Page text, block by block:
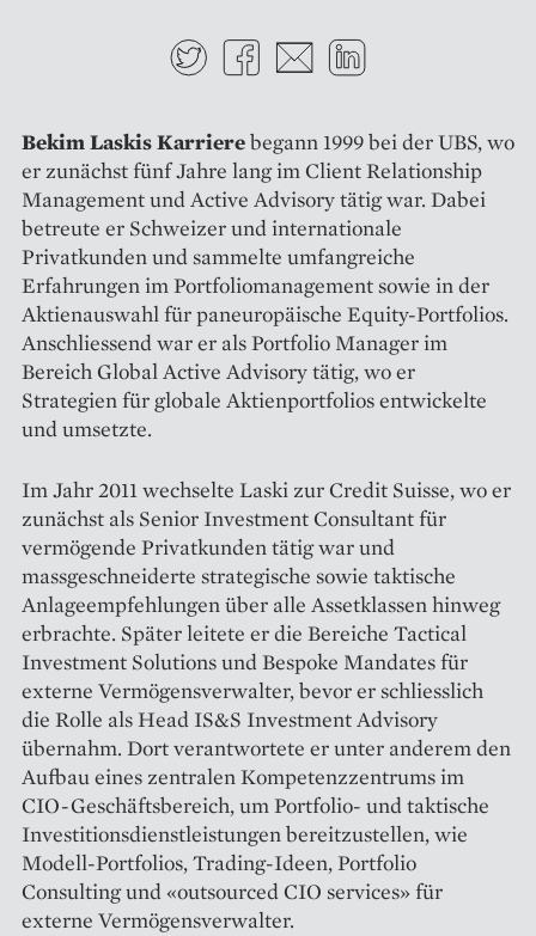
TwitterFacebook
E-mail
Bekim Laskis Karrierebegann 1999 bei der UBS, wo
er zunächst fünf Jahre lang im Client Relationship
Management und Active Advisory tätig war. Dabei
betreute er Schweizer und internationale
Privatkunden und sammelte umfangreiche
Erfahrungen im Portfoliomanagement sowie in der
Aktienauswahl für paneuropäische Equity-Portfolios.
Anschliessend war er als Portfolio Manager im
Bereich Global Active Advisory tätig, wo er
Strategien für globale Aktienportfolios entwickelte
und umsetzte.
Im Jahr 2011 wechselte Laski zur Credit Suisse, wo er
zunächst als Senior Investment Consultant für
vermögende Privatkunden tätig war und
massgeschneiderte strategische sowie taktische
Anlageempfehlungen über alle Assetklassen hinweg
erbrachte. Später leitete er die Bereiche Tactical
Investment Solutions und Bespoke Mandates für
externe Vermögens­verwalter, bevor er schliesslich
die Rolle als Head IS&S Investment Advisory
übernahm. Dort verantwortete er unter anderem den
Aufbau eines zentralen Kompetenzzentrums im
CIO-Geschäftsbereich, um Portfolio- und taktische
Investitionsdienstleistungen bereitzustellen, wie
Modell-Portfolios, Trading-Ideen, Portfolio
Consulting und «outsourced CIO services» für
externe Vermögensverwalter.